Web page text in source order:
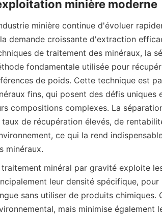
minière continue d'évoluer
demande croissante d'extraction
de traitement des minéraux, la
fondamentale utilisée pour
de poids. Cette technique est
fins, qui posent des défis
compositions complexes. La
taux de récupération élevés, de
ce qui la rend
minéraux.
traitement minéral par gravité exploite
leur densité spécifique,
sans utiliser de produits
mais minimise